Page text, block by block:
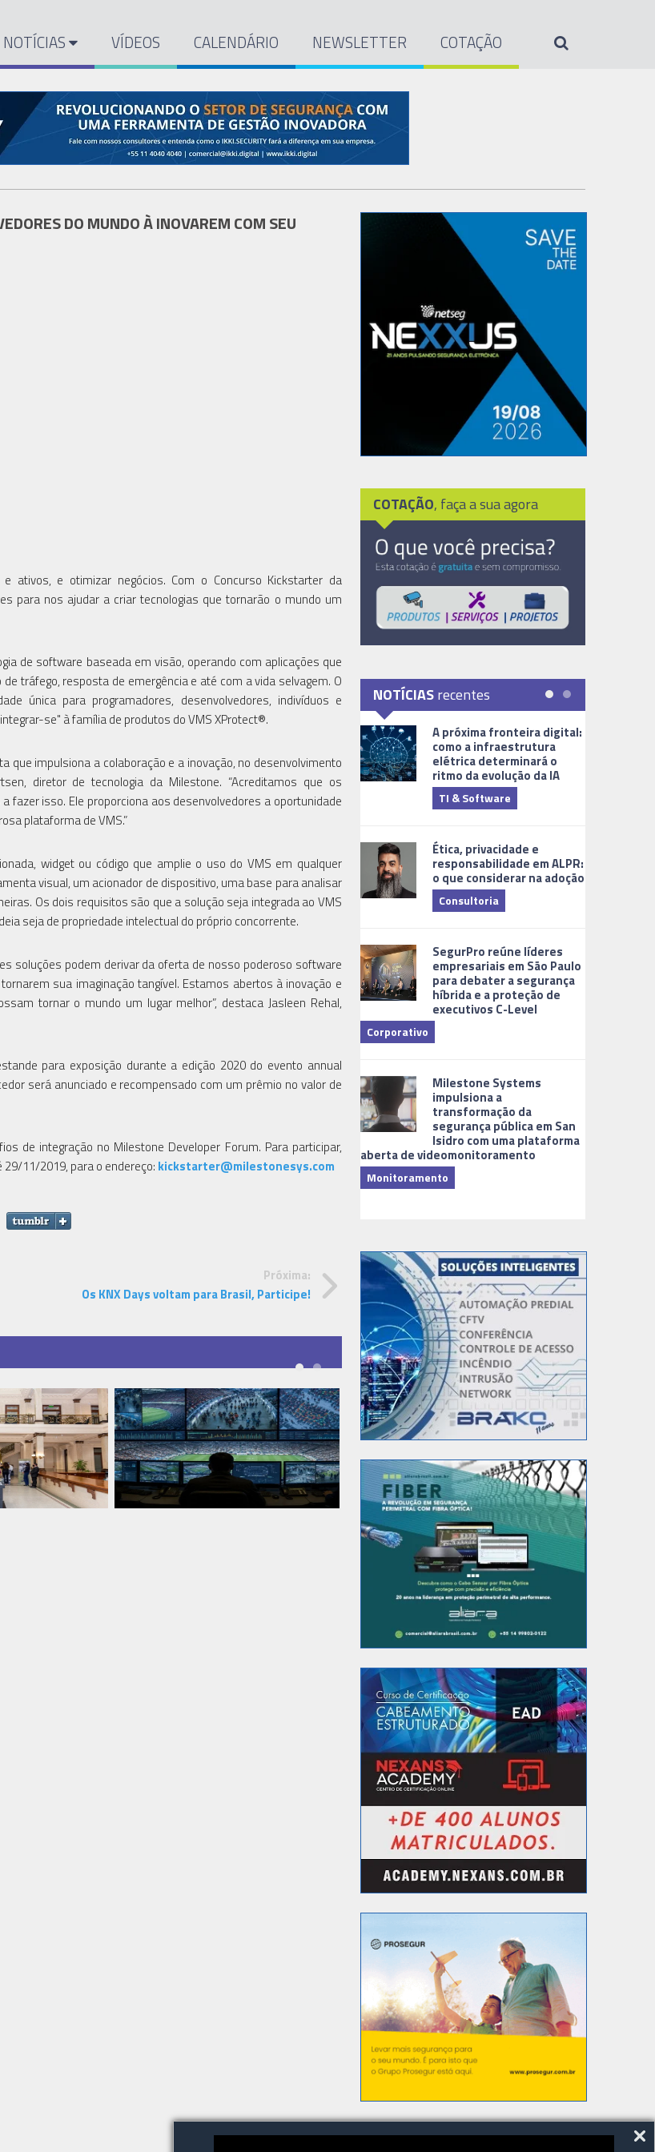
NOTÍCIAS VÍDEOS CALENDÁRIO NEWSLETTER COTAÇÃO
DO MUNDO À INOVAREM COM SEU
ativos, e otimizar negócios. Com o Concurso Kickstarter da
para nos ajudar a criar tecnologias que tornarão o mundo um
de software baseada em visão, operando com aplicações que
tráfego, resposta de emergência e até com a vida selvagem. O
única para programadores, desenvolvedores, indivíduos e
se" à família de produtos do VMS XProtect®.
impulsiona a colaboração e a inovação, no desenvolvimento
diretor de tecnologia da Milestone. “Acreditamos que os
fazer isso. Ele proporciona aos desenvolvedores a oportunidade
plataforma de VMS.”
widget ou código que amplie o uso do VMS em qualquer
visual, um acionador de dispositivo, uma base para analisar
Os dois requisitos são que a solução seja integrada ao VMS
seja de propriedade intelectual do próprio concorrente.
soluções podem derivar da oferta de nosso poderoso software
sua imaginação tangível. Estamos abertos à inovação e
tornar o mundo um lugar melhor”, destaca Jasleen Rehal,
para exposição durante a edição 2020 do evento annual
será anunciado e recompensado com um prêmio no valor de
de integração no Milestone Developer Forum. Para participar,
11/2019, para o endereço: kickstarter@milestonesys.com
Próxima:
Os KNX Days voltam para Brasil, Participe!
COTAÇÃO, faça a sua agora
NOTÍCIASrecentes
A próxima fronteira digital:
como a infraestrutura
elétrica determinará o
ritmo da evolução da IA
TI & Software
Ética, privacidade e
responsabilidade em ALPR:
o que considerar na adoção
Consultoria
SegurPro reúne líderes
empresariais em São Paulo
para debater a segurança
híbrida e a proteção de
executivos C-Level
Corporativo
Milestone Systems
impulsiona a
transformação da
segurança pública em San
Isidro com uma plataforma
aberta de videomonitoramento
Monitoramento